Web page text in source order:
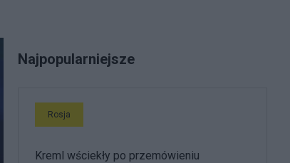
Najpopularniejsze
Rosja
Kreml wściekły po przemówieniu